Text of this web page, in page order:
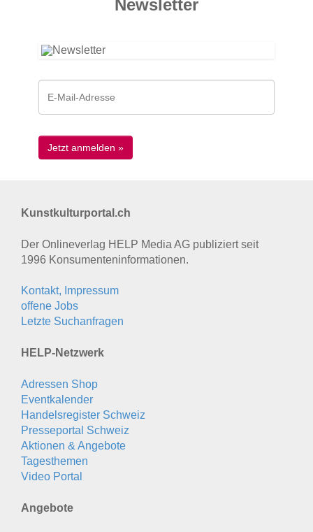
News­letter
Kunstkulturportal.ch
Der Onlineverlag HELP Media AG publiziert seit
1996 Konsumenten­informationen.
Kontakt, Impressum
offene Jobs
Letzte Suchanfragen
HELP-Netzwerk
Adressen Shop
Eventkalender
Handelsregister Schweiz
Presseportal Schweiz
Aktionen & Angebote
Tagesthemen
Video Portal
Angebote